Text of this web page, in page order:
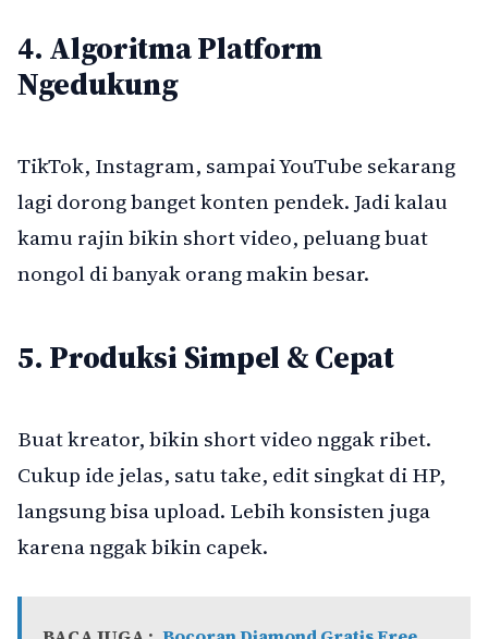
4. Algoritma Platform
Ngedukung
TikTok, Instagram, sampai YouTube sekarang
lagi dorong banget konten pendek. Jadi kalau
kamu rajin bikin short video, peluang buat
nongol di banyak orang makin besar.
5. Produksi Simpel & Cepat
Buat kreator, bikin short video nggak ribet.
Cukup ide jelas, satu take, edit singkat di HP,
langsung bisa upload. Lebih konsisten juga
karena nggak bikin capek.